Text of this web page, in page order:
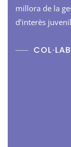
millora de la
d’interès